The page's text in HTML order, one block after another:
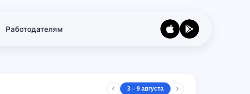
Работодателям
3 – 9 августа